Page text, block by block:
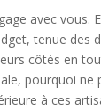
avec vous.
tenue des
côtés en
pourquoi ne
à ces